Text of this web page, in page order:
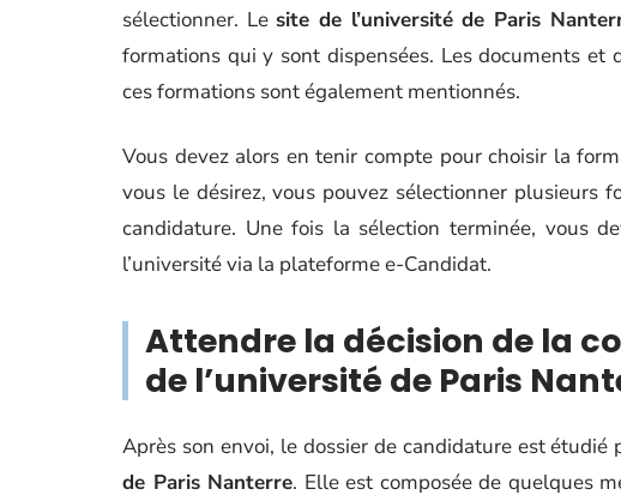
sélectionner. Le site de l’université de Paris
formations qui y sont dispensées. Les documents et
ces formations sont également mentionnés.
Vous devez alors en tenir compte pour choisir la
vous le désirez, vous pouvez sélectionner plusieurs
candidature. Une fois la sélection terminée, vous
l’université via la plateforme e-Candidat.
Attendre la décision de la
de l’université de Paris
Après son envoi, le dossier de candidature est étudié
de Paris Nanterre. Elle est composée de quelques